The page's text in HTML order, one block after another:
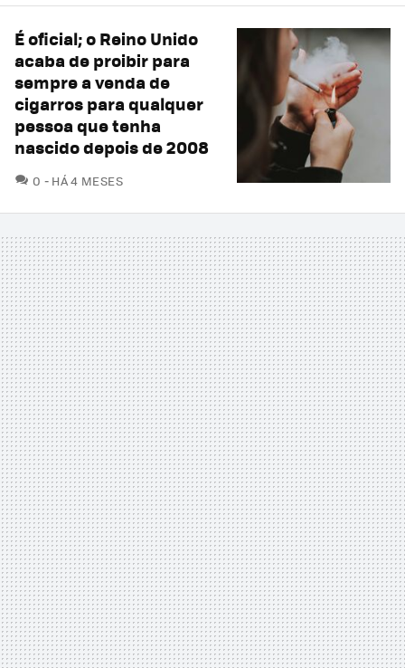
É oficial; o Reino Unido
acaba de proibir para
sempre a venda de
cigarros para qualquer
pessoa que tenha
nascido depois de 2008
0 COMENTÁRIOS
HÁ 4 MESES